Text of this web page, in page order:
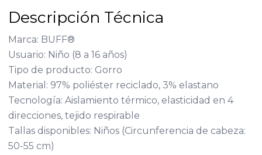
Descripción Técnica
Marca: BUFF®
Usuario: Niño (8 a 16 años)
Tipo de producto: Gorro
Material: 97% poliéster reciclado, 3% elastano
Tecnología: Aislamiento térmico, elasticidad en 4
direcciones, tejido respirable
Tallas disponibles: Niños (Circunferencia de cabeza:
50-55 cm)